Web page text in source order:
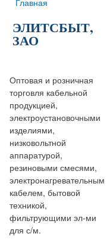
Вы здесь
Главная
ЭЛИТСБЫТ,
ЗАО
Оптовая и розничная
торговля кабельной
продукцией,
электроустановочными
изделиями,
низковольтной
аппаратурой,
резиновыми смесями,
электронагревательным
кабелем, бытовой
техникой,
фильтрующими эл-ми
для с/м.